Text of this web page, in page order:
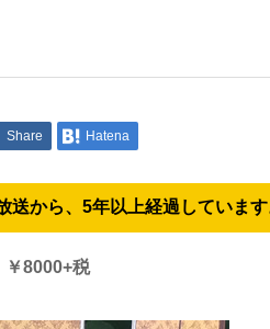
Share Hatena
送から、5年以上経過しています
8000+税